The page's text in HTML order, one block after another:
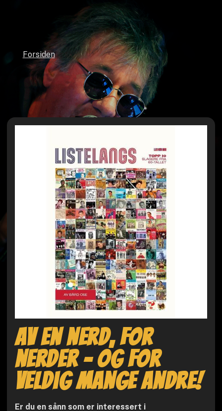
Forsiden
Av en nerd, for
nerder - og for
veldig mange andre!
Er du en sånn som er interessert i